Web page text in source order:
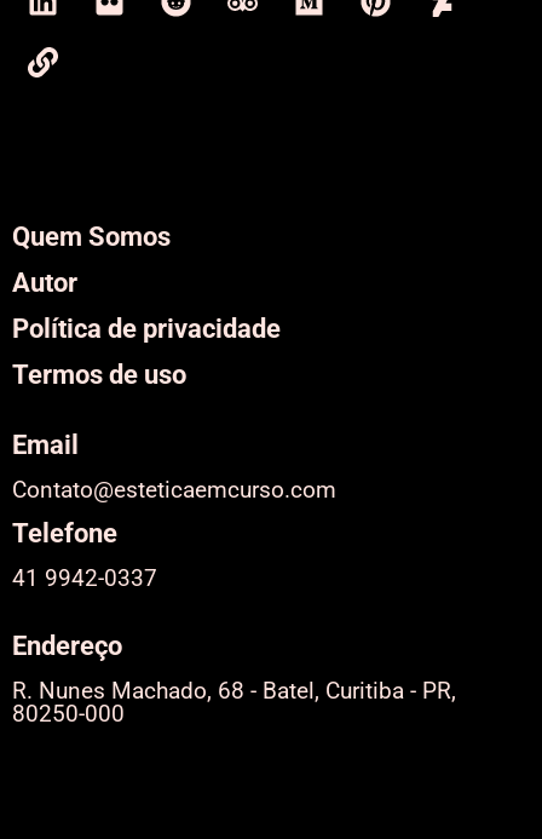
Quem Somos
Autor
Política de privacidade
Termos de uso
Email
Contato@esteticaemcurso.com
Telefone
41 9942-0337
Endereço
R. Nunes Machado, 68 - Batel, Curitiba - PR,
80250-000